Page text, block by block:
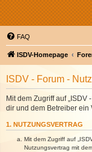
FAQ
ISDV-Homepage
ISDV - Forum -
Mit dem Zugriff auf „ISDV
dir und dem Betreiber ein
1. NUTZUNGSVERTRAG
Mit dem Zugriff auf
Nutzungsvertrag mit